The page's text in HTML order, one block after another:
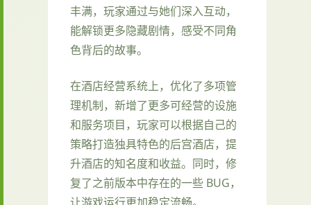
丰满，玩家通过与她们深入互动，
能解锁更多隐藏剧情，感受不同角
色背后的故事。
在酒店经营系统上，优化了多项管
理机制，新增了更多可经营的设施
和服务项目，玩家可以根据自己的
策略打造独具特色的后宫酒店，提
升酒店的知名度和收益。同时，修
复了之前版本中存在的一些 BUG，